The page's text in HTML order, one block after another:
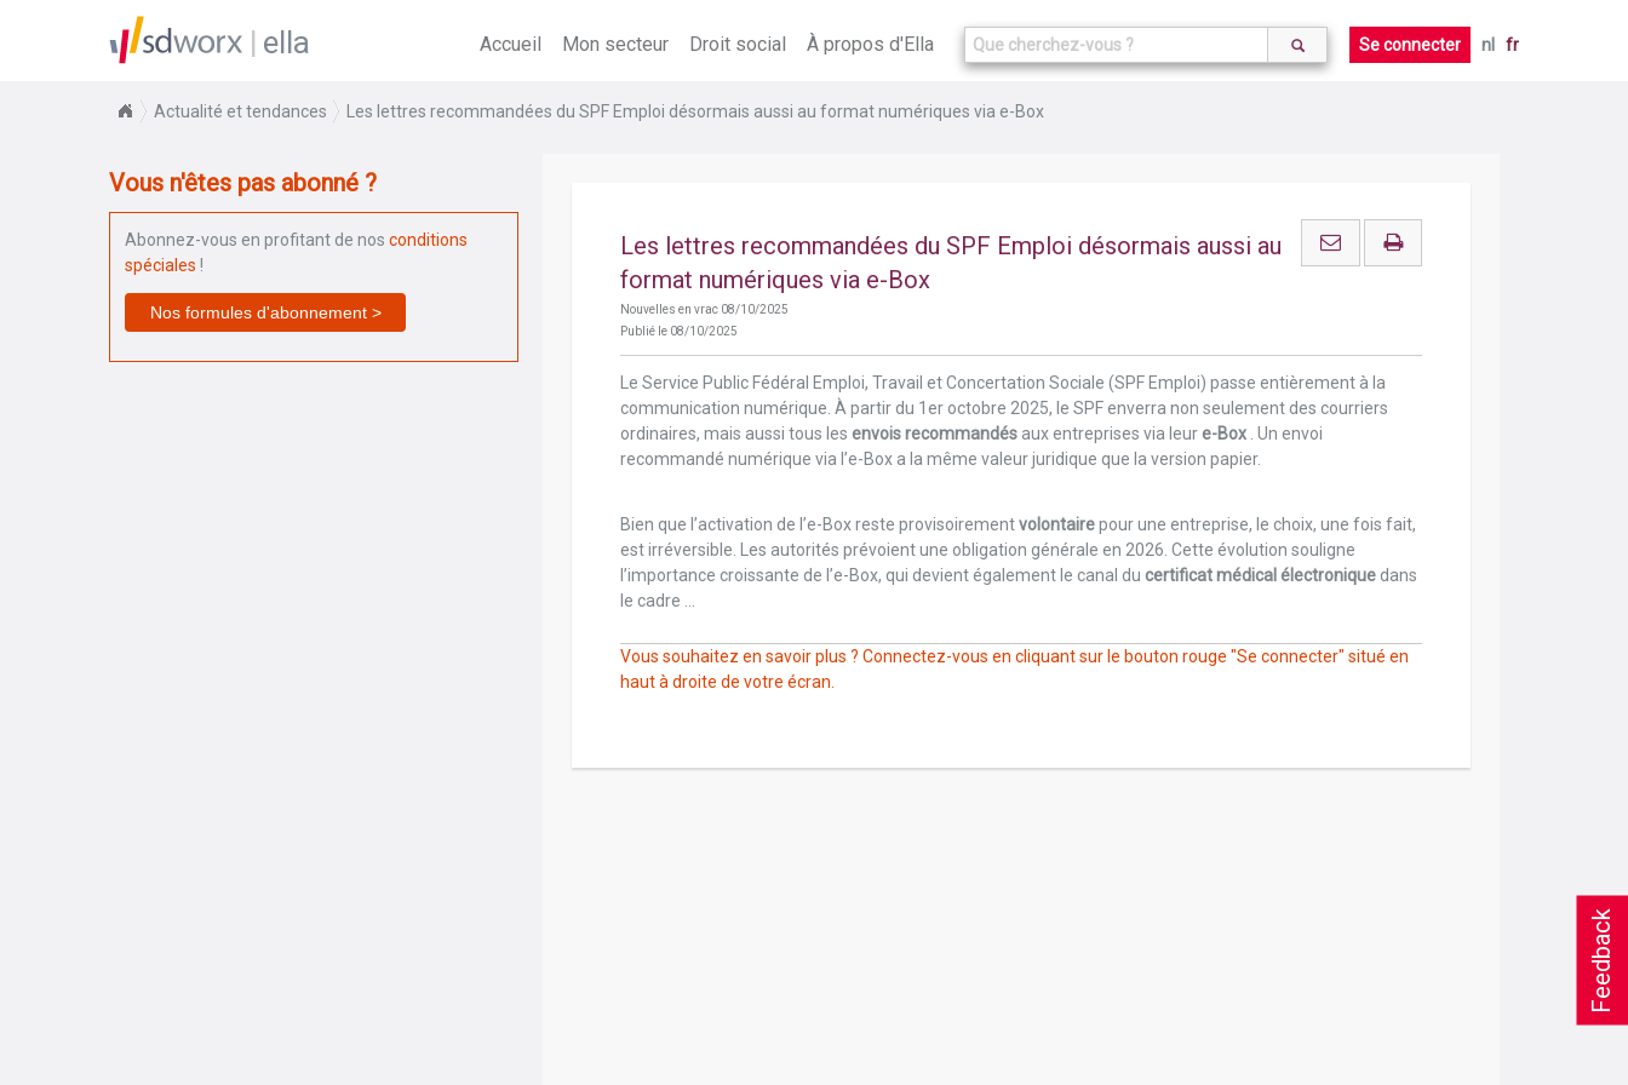
Feedback
ella Accueil Mon secteur Droit social À propos d'Ella Se connecter nl fr
Actualité et tendances Les lettres recommandées du SPF Emploi désormais aussi au format numériques via e-Box
Vous n'êtes pas abonné ?
Abonnez-vous en profitant de nos conditions
spéciales !
Nos formules d'abonnement >
Les lettres recommandées du SPF Emploi désormais aussi au
format numériques via e-Box
Nouvelles en vrac 08/10/2025
Publié le 08/10/2025
Le Service Public Fédéral Emploi, Travail et Concertation Sociale (SPF Emploi) passe entièrement à la
communication numérique. À partir du 1er octobre 2025, le SPF enverra non seulement des courriers
ordinaires, mais aussi tous les envois recommandés aux entreprises via leure-Box . Un envoi
recommandé numérique via l’e-Box a la même valeur juridique que la version papier.
Bien que l’activation de l’e-Box reste provisoirementvolontairepour une entreprise, le choix, une fois fait,
est irréversible. Les autorités prévoient une obligation générale en 2026. Cette évolution souligne
l’importance croissante de l’e-Box, qui devient également le canal du certificat médical électronique dans
le cadre ...
Vous souhaitez en savoir plus ? Connectez-vous en cliquant sur le bouton rouge "Se connecter" situé en
haut à droite de votre écran.